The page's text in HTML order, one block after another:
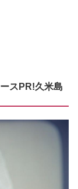
スPR!久米島